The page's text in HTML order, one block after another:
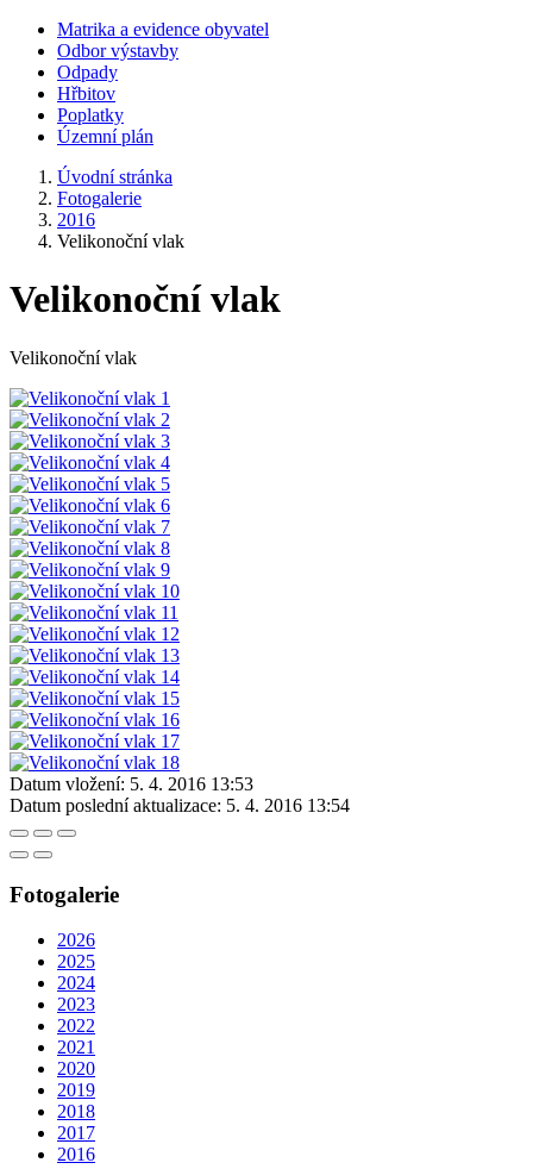
Matrika a evidence obyvatel
Odbor výstavby
Odpady
Hřbitov
Poplatky
Územní plán
Úvodní stránka
Fotogalerie
2016
Velikonoční vlak
Velikonoční vlak
Velikonoční vlak
Datum vložení: 5. 4. 2016 13:53
Datum poslední aktualizace: 5. 4. 2016 13:54
Fotogalerie
2026
2025
2024
2023
2022
2021
2020
2019
2018
2017
2016